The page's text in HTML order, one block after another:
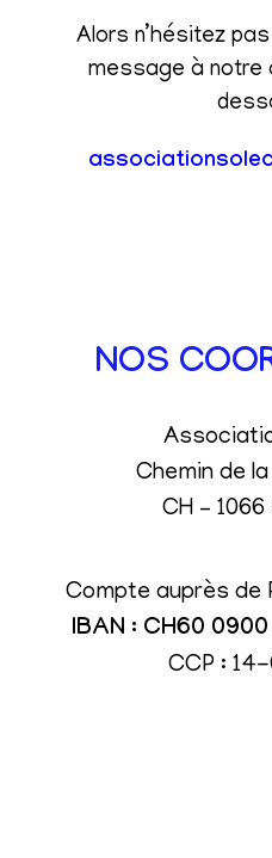
Alors n’hésitez
message à notre
NOS
Chemin de
CH –
Compte auprès de
IBAN : CH60
CCP :